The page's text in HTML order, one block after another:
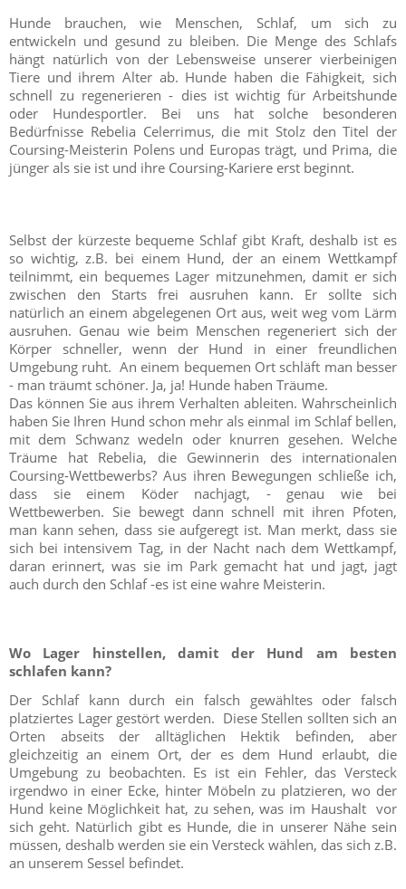
Hunde brauchen, wie Menschen, Schlaf, um sich zu
entwickeln und gesund zu bleiben. Die Menge des Schlafs
hängt natürlich von der Lebensweise unserer vierbeinigen
Tiere und ihrem Alter ab. Hunde haben die Fähigkeit, sich
schnell zu regenerieren - dies ist wichtig für Arbeitshunde
oder Hundesportler. Bei uns hat solche besonderen
Bedürfnisse Rebelia Celerrimus, die mit Stolz den Titel der
Coursing-Meisterin Polens und Europas trägt, und Prima, die
jünger als sie ist und ihre Coursing-Kariere erst beginnt.
Selbst der kürzeste bequeme Schlaf gibt Kraft, deshalb ist es
so wichtig, z.B. bei einem Hund, der an einem Wettkampf
teilnimmt, ein bequemes Lager mitzunehmen, damit er sich
zwischen den Starts frei ausruhen kann. Er sollte sich
natürlich an einem abgelegenen Ort aus, weit weg vom Lärm
ausruhen. Genau wie beim Menschen regeneriert sich der
Körper schneller, wenn der Hund in einer freundlichen
Umgebung ruht. An einem bequemen Ort schläft man besser
- man träumt schöner. Ja, ja! Hunde haben Träume.
Das können Sie aus ihrem Verhalten ableiten. Wahrscheinlich
haben Sie Ihren Hund schon mehr als einmal im Schlaf bellen,
mit dem Schwanz wedeln oder knurren gesehen. Welche
Träume hat Rebelia, die Gewinnerin des internationalen
Coursing-Wettbewerbs? Aus ihren Bewegungen schließe ich,
dass sie einem Köder nachjagt, - genau wie bei
Wettbewerben. Sie bewegt dann schnell mit ihren Pfoten,
man kann sehen, dass sie aufgeregt ist. Man merkt, dass sie
sich bei intensivem Tag, in der Nacht nach dem Wettkampf,
daran erinnert, was sie im Park gemacht hat und jagt, jagt
auch durch den Schlaf -es ist eine wahre Meisterin.
Wo Lager hinstellen, damit der Hund am besten
schlafen kann?
Der Schlaf kann durch ein falsch gewähltes oder falsch
platziertes Lager gestört werden. Diese Stellen sollten sich an
Orten abseits der alltäglichen Hektik befinden, aber
gleichzeitig an einem Ort, der es dem Hund erlaubt, die
Umgebung zu beobachten. Es ist ein Fehler, das Versteck
irgendwo in einer Ecke, hinter Möbeln zu platzieren, wo der
Hund keine Möglichkeit hat, zu sehen, was im Haushalt vor
sich geht. Natürlich gibt es Hunde, die in unserer Nähe sein
müssen, deshalb werden sie ein Versteck wählen, das sich z.B.
an unserem Sessel befindet.